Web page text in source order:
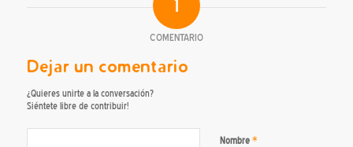
1
COMENTARIO
Dejar un comentario
¿Quieres unirte a la conversación?
Siéntete libre de contribuir!
Nombre *